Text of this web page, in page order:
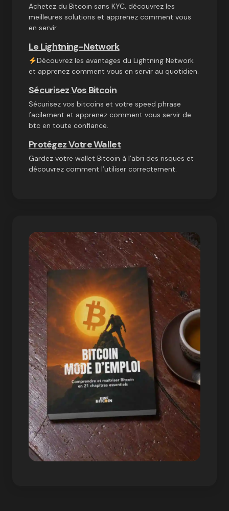
Achetez du Bitcoin sans KYC, découvrez les
meilleures solutions et apprenez comment vous
en servir.
Le Lightning-Network
Découvrez les avantages du Lightning Network
et apprenez comment vous en servir au quotidien.
Sécurisez Vos Bitcoin
Sécurisez vos bitcoins et votre speed phrase
facilement et apprenez comment vous servir de
btc en toute confiance.
Protégez Votre Wallet
Gardez votre wallet Bitcoin à l’abri des risques et
découvrez comment l’utiliser correctement.